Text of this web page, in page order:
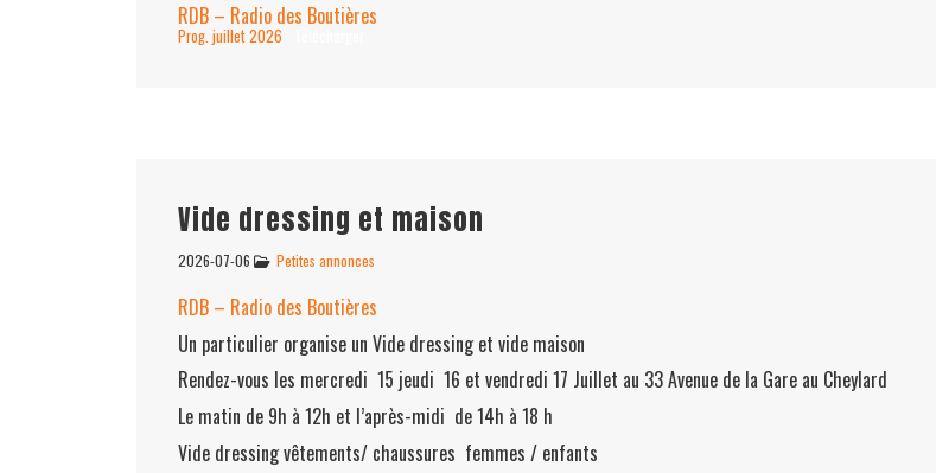
RDB – Radio des Boutières
Prog. juillet 2026
Vide dressing et maison
2026-07-06 Petites annonces
RDB – Radio des Boutières
Un particulier organise un Vide dressing et vide maison
Rendez-vous les mercredi 15 jeudi 16 et vendredi 17 Juillet au 33 Avenue de la Gare au Cheylard
Le matin de 9h à 12h et l’après-midi de 14h à 18 h
Vide dressing vêtements/ chaussures femmes / enfants